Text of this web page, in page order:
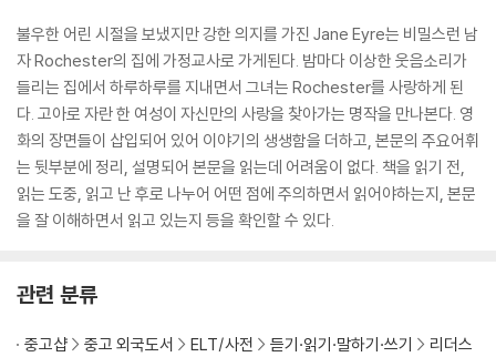
불우한 어린 시절을 보냈지만 강한 의지를 가진 Jane Eyre는 비밀스런 남
자 Rochester의 집에 가정교사로 가게된다. 밤마다 이상한 웃음소리가
들리는 집에서 하루하루를 지내면서 그녀는 Rochester를 사랑하게 된
다. 고아로 자란 한 여성이 자신만의 사랑을 찾아가는 명작을 만나본다. 영
화의 장면들이 삽입되어 있어 이야기의 생생함을 더하고, 본문의 주요어휘
는 뒷부분에 정리, 설명되어 본문을 읽는데 어려움이 없다. 책을 읽기 전,
읽는 도중, 읽고 난 후로 나누어 어떤 점에 주의하면서 읽어야하는지, 본문
을 잘 이해하면서 읽고 있는지 등을 확인할 수 있다.
관련 분류
중고샵 중고 외국도서 ELT/사전 듣기·읽기·말하기·쓰기
리더스